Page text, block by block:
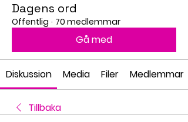
Dagens ord
Offentlig · 70 medlemmar
Gå med
Diskussion Media Filer Medlemmar
Tillbaka